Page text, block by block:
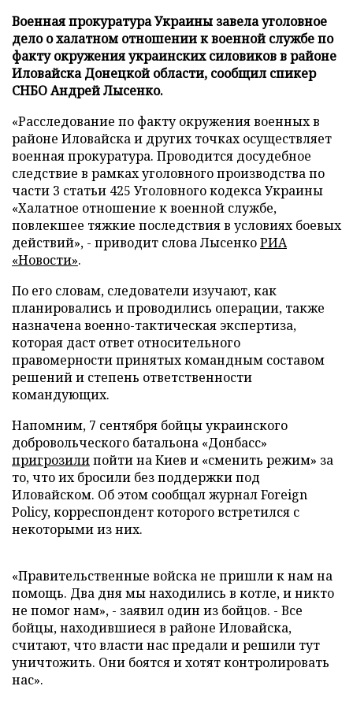
Военная прокуратура Украины завела уголовное
дело о халатном отношении к военной службе по
факту окружения украинских силовиков в районе
Иловайска Донецкой области, сообщил спикер
СНБО Андрей Лысенко.
«Расследование по факту окружения военных в
районе Иловайска и других точках осуществляет
военная прокуратура. Проводится досудебное
следствие в рамках уголовного производства по
части 3 статьи 425 Уголовного кодекса Украины
«Халатное отношение к военной службе,
повлекшее тяжкие последствия в условиях боевых
действий», - приводит слова ЛысенкоРИА
«Новости».
По его словам, следователи изучают, как
планировались и проводились операции, также
назначена военно-тактическая экспертиза,
которая даст ответ относительного
правомерности принятых командным составом
решений и степень ответственности
командующих.
Напомним, 7 сентября бойцы украинского
добровольческого батальона «Донбасс»
пригрозилипойти на Киев и «сменить режим» за
то, что их бросили без поддержки под
Иловайском. Об этом сообщал журнал Foreign
Policy, корреспондент которого встретился с
некоторыми из них.
«Правительственные войска не пришли к нам на
помощь. Два дня мы находились в котле, и никто
не помог нам», - заявил один из бойцов. - Все
бойцы, находившиеся в районе Иловайска,
считают, что власти нас предали и решили тут
уничтожить. Они боятся и хотят контролировать
нас».